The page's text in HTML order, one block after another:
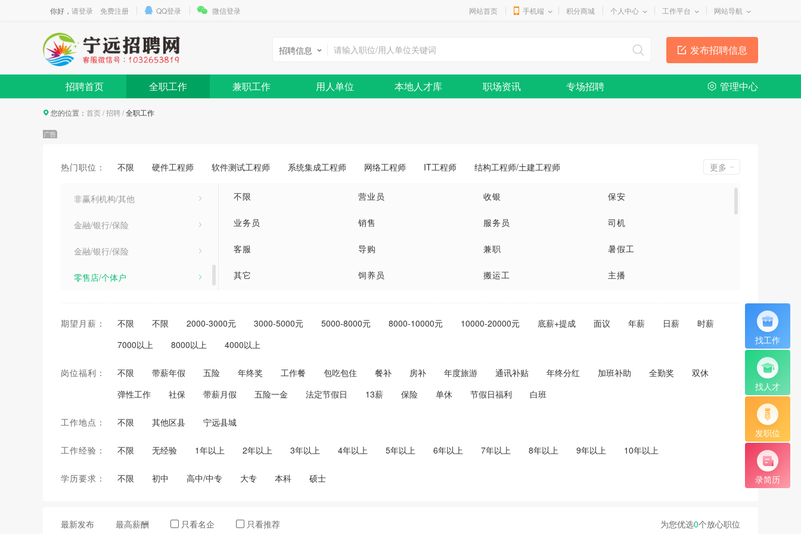
你好， 请登录 免费注册 QQ登录 微信登录 网站首页 手机端 积分商城 个人中心 工作平台 网站导航
发布招聘信息
招聘信息
招聘首页 全职工作 兼职工作 用人单位 本地人才库 职场资讯 专场招聘 管理中心
找工作
找人才
发职位
录简历
您的位置： 首页/招聘/全职工作
热门职位： 不限 硬件工程师 软件测试工程师 系统集成工程师 网络工程师 IT工程师 结构工程师/土建工程师 更多
人力资源/行政/文职人员
财务/审计/统计
酒店/餐饮/旅游/运动休闲
美术/设计/创意
专业服务/教育/培训
非赢利机构/其他
金融/银行/保险
金融/银行/保险
零售店/个体户
不限 营业员 收银 保安
业务员 销售 服务员 司机
客服 导购 兼职 暑假工
其它 饲养员 搬运工 主播
配送员 主持人 模特 学徒
快递员 农艺师 保姆 管理员
演艺部 总监 酒水促销 营销总监
营销经理
期望月薪： 不限 不限 2000-3000元 3000-5000元 5000-8000元 8000-10000元 10000-20000元 底薪+提成 面议 年薪 日薪
时薪
7000以上
8000以上 4000以上
岗位福利： 不限 带薪年假 五险 年终奖 工作餐 包吃包住 餐补 房补 年度旅游 通讯补贴 年终分红 加班补助 全勤奖
双休
弹性工作
社保 带薪月假 五险一金 法定节假日 13薪 保险 单休 节假日福利 白班
工作地点： 不限 其他区县 宁远县城
工作经验： 不限 无经验 1年以上 2年以上 3年以上 4年以上 5年以上 6年以上 7年以上 8年以上 9年以上 10年以上
学历要求： 不限 初中 高中/中专 大专 本科 硕士
为您优选0个放心职位
最新发布 最高薪酬 只看名企 只看推荐